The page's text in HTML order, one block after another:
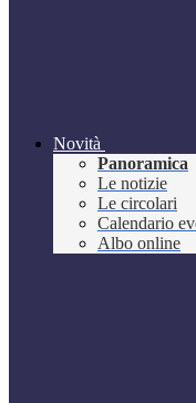
Novità
Panoramica
Le notizie
Le circolari
Calendario
Albo online